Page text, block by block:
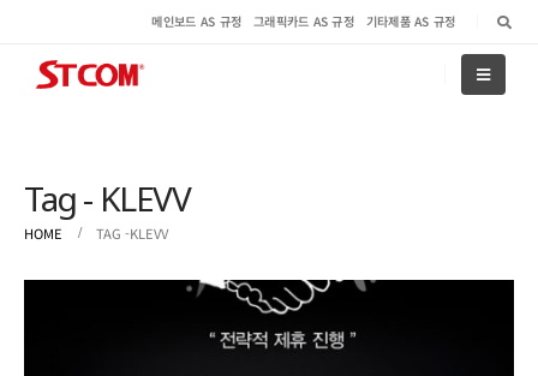
메인보드 AS 규정 그래픽카드 AS 규정 기타제품 AS 규정
Tag - KLEVV
HOME TAG -KLEVV